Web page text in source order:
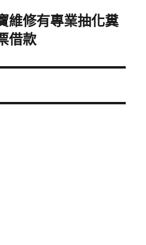
維修有專業抽化糞
借款